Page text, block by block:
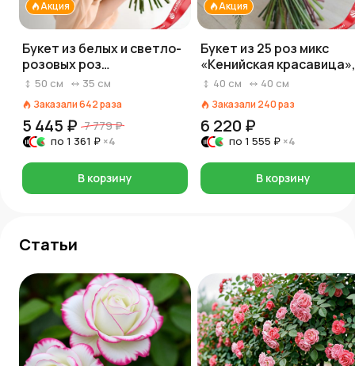
Акция
Букет из белых и светло-
розовых роз
«Прикосновение»
50 см 35 см
Заказали642раза
5 445 ₽ 7 779 ₽
по 1 361 ₽ ×4
В корзину
Акция
Букет из 25 роз микс
«Кенийская красавица»,
40 см
40 см 40 см
Заказали 240раз
6 220 ₽
по 1 555 ₽ ×4
В корзину
Статьи